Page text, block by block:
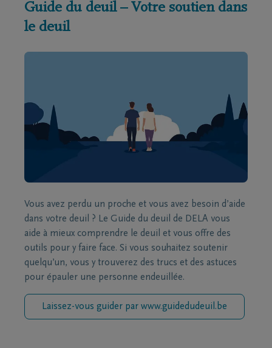
Guide du deuil – Votre soutien dans
le deuil
Vous avez perdu un proche et vous avez besoin d’aide
dans votre deuil ? Le Guide du deuil de DELA vous
aide à mieux comprendre le deuil et vous offre des
outils pour y faire face. Si vous souhaitez soutenir
quelqu’un, vous y trouverez des trucs et des astuces
pour épauler une personne endeuillée.
Laissez-vous guider par www.guidedudeuil.be